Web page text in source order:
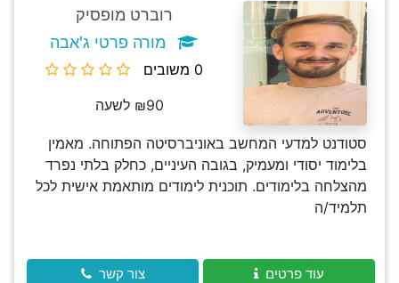
רוברט מופסיק
מורה פרטי ג'אבה
0 משובים
₪90 לשעה
סטודנט למדעי המחשב באוניברסיטה הפתוחה. מאמין
בלימוד יסודי ומעמיק, בגובה העיניים, כחלק בלתי נפרד
מהצלחה בלימודים. תוכנית לימודים מותאמת אישית לכל
תלמיד/ה
עוד פרטים צור קשר